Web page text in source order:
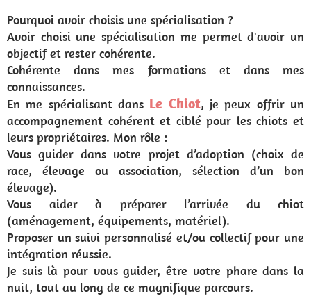
Pourquoi avoir choisis une spécialisation ?
Avoir choisi une spécialisation me permet d'avoir un
objectif et rester cohérente.
Cohérente dans mes formations et dans mes
connaissances.
En me spécialisant dans Le Chiot, je peux offrir un
accompagnement cohérent et ciblé pour les chiots et
leurs propriétaires. Mon rôle :
Vous guider dans votre projet d’adoption (choix de
race, élevage ou association, sélection d’un bon
élevage).
Vous aider à préparer l’arrivée du chiot
(aménagement, équipements, matériel).
Proposer un suivi personnalisé et/ou collectif pour une
intégration réussie.
Je suis là pour vous guider, être votre phare dans la
nuit, tout au long de ce magnifique parcours.